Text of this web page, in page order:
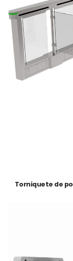
Torniquete de